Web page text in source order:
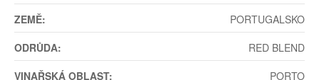
ZEMĚ:
PORTUGALSKO
ODRŮDA:
RED BLEND
VINAŘSKÁ OBLAST:
PORTO